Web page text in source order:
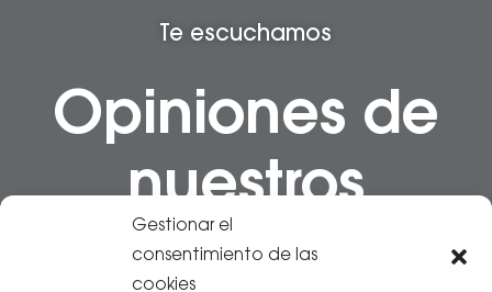
Gestionar el
consentimiento de las
cookies
Te escuchamos
Opiniones de
nuestros
pacientes de